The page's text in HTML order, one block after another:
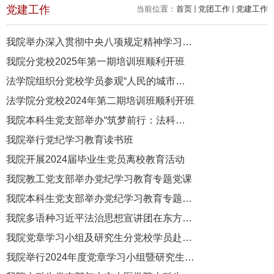
当前位置： 首页 党团工作 党建工作
党建工作
我院举办深入贯彻中央八项规定精神学习教育读书班
我院分党校2025年第一期培训班顺利开班
法学院组织分党校学员参观“人民的城市——上海打造人民城市最佳实...
法学院分党校2024年第二期培训班顺利开班
我院本科生党支部举办“筑梦前行：法科生的明天”主题党日活动
我院举行党纪学习教育读书班
我院开展2024届毕业生党员离校教育活动
我院教工党支部举办党纪学习教育专题党课
我院本科生党支部举办党纪学习教育专题党课
我院多语种习近平法治思想宣讲团在东方语学院开展主题宣讲
我院党章学习小组及研究生分党校学员赴中共二大会址纪念馆参观学...
我院举行2024年度党章学习小组暨研究生分党校开班典礼